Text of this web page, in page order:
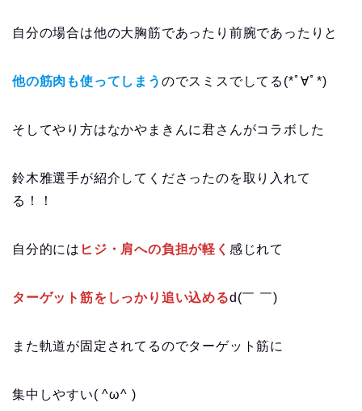
自分の場合は他の大胸筋であったり前腕であったりと
他の筋肉も使ってしまう のでスミスでしてる(*ﾟ∀ﾟ*)
そしてやり方はなかやまきんに君さんがコラボした
鈴木雅選手が紹介してくださったのを取り入れて
る！！
自分的には ヒジ・肩への負担が軽く 感じれて
ターゲット筋をしっかり追い込めるd(￣ ￣)
また軌道が固定されてるのでターゲット筋に
集中しやすい( ^ω^ )